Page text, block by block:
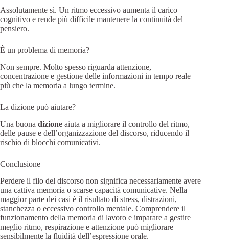
Assolutamente sì. Un ritmo eccessivo aumenta il carico
cognitivo e rende più difficile mantenere la continuità del
pensiero.
È un problema di memoria?
Non sempre. Molto spesso riguarda attenzione,
concentrazione e gestione delle informazioni in tempo reale
più che la memoria a lungo termine.
La dizione può aiutare?
Una buona dizione aiuta a migliorare il controllo del ritmo,
delle pause e dell’organizzazione del discorso, riducendo il
rischio di blocchi comunicativi.
Conclusione
Perdere il filo del discorso non significa necessariamente avere
una cattiva memoria o scarse capacità comunicative. Nella
maggior parte dei casi è il risultato di stress, distrazioni,
stanchezza o eccessivo controllo mentale. Comprendere il
funzionamento della memoria di lavoro e imparare a gestire
meglio ritmo, respirazione e attenzione può migliorare
sensibilmente la fluidità dell’espressione orale.